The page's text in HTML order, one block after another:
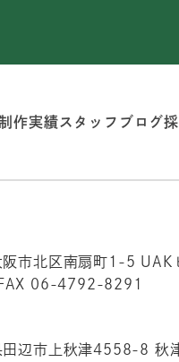
作実績スタッフブログ
阪市北区南扇町1-5 UAK
FAX 06-4792-8291
田辺市上秋津4558-8 秋